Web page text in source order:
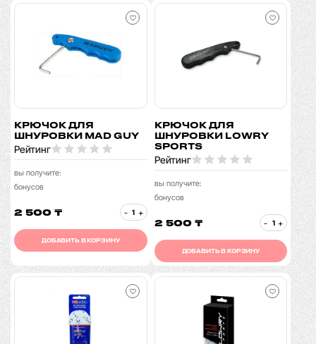
КРЮЧОК ДЛЯ
ШНУРОВКИ MAD GUY
Рейтинг
вы получите:
бонусов
2 500 ₸ - +
ДОБАВИТЬ В КОРЗИНУ
КРЮЧОК ДЛЯ
ШНУРОВКИ LOWRY
SPORTS
Рейтинг
вы получите:
бонусов
2 500 ₸ - +
ДОБАВИТЬ В КОРЗИНУ